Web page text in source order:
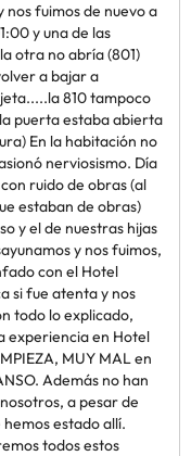
nos fuimos de nuevo a
y una de las
otra no abría (801)
a bajar a
810 tampoco
puerta estaba abierta
En la habitación no
nerviosismo. Día
ruido de obras (al
estaban de obras)
y el de nuestras hijas
y nos fuimos,
con el Hotel
si fue atenta y nos
todo lo explicado,
experiencia en Hotel
MUY MAL en
Además no han
a pesar de
estado allí.
todos estos